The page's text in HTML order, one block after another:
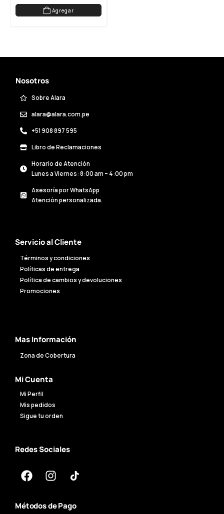
Agregar
Nosotros
Sobre Alara
alara@alara.com.pe
+51 908 897 595
Libro de Reclamaciones
Horario de Atención
Lunes a Viernes: 8:00 am – 4:00 pm
Asesoría por WhatsApp
Atención personalizada.
Servicio al Cliente
Términos y condiciones
Políticas de entrega
Política de cambios y devoluciones
Promociones
Mas Información
Zona de Cobertura
Mi Cuenta
Mi Perfil
Mis pedidos
Sigue tu orden
Redes Sociales
Métodos de Pago